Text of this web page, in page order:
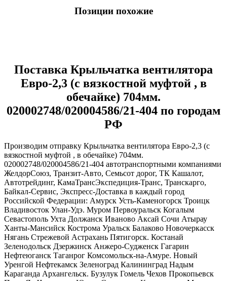
Позиции похожие
Поставка Крыльчатка вентилятора
Евро-2,3 (с вязкостной муфтой , в
обечайке) 704мм.
020002748/020004586/21-404 по городам
РФ
Производим отправку Крыльчатка вентилятора Евро-2,3 (с
вязкостной муфтой , в обечайке) 704мм.
020002748/020004586/21-404 автотранспортными компаниями
ЖелдорСоюз, Транзит-Авто, Семьсот дорог, ТК Кашалот,
Автотрейдинг, КамаТрансЭкспедиция-Транс, Транскарго,
Байкал-Сервис, Экспресс-Доставка в каждый город
Российской Федерации: Амурск Усть-Каменогорск Троицк
Владивосток Улан-Удэ. Муром Первоуральск Когалым
Севастополь Ухта Должанск Иваново Аксай Сочи Атырау
Ханты-Мансийск Кострома Уральск Балаково Новочеркасск
Нягань Стрежевой Астрахань Пятигорск. Костанай
Зеленодольск Дзержинск Анжеро-Судженск Гагарин
Нефтеюганск Таганрог Комсомольск-на-Амуре. Новый
Уренгой Нефтекамск Зеленоград Калининград Надым
Караганда Архангельск. Бузулук Гомель Чехов Прокопьевск